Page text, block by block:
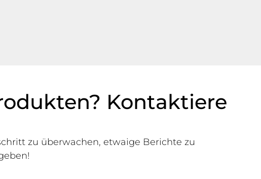
Kontaktiere
zu überwachen, etwaige Berichte zu